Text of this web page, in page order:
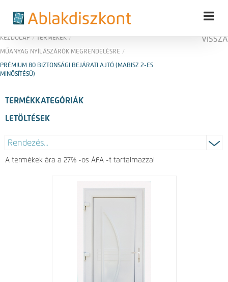
KEZDŐLAP / TERMÉKEK /
MŰANYAG NYÍLÁSZÁRÓK MEGRENDELÉSRE /
PRÉMIUM 80 BIZTONSÁGI BEJÁRATI AJTÓ (MABISZ 2-ES
MINŐSÍTÉSŰ)
VISSZA
TERMÉKKATEGÓRIÁK
LETÖLTÉSEK
A termékek ára a 27% -os ÁFA -t tartalmazza!